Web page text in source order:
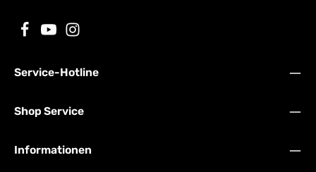
Service-Hotline
Shop Service
Informationen